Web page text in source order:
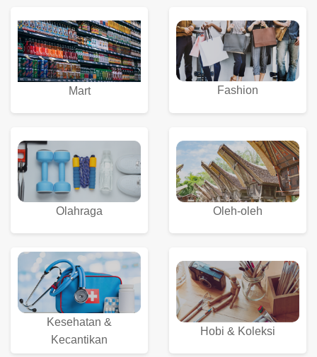
Mart Fashion
Olahraga Oleh-oleh
Kesehatan &
Kecantikan
Hobi & Koleksi